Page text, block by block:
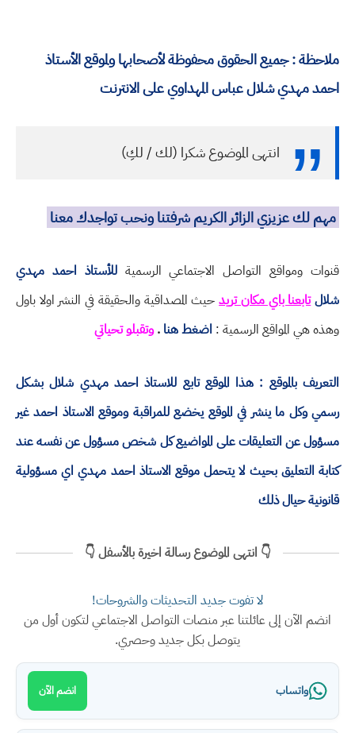
ملاحظة : جميع الحقوق محفوظة لأصحابها ولموقع الأستاذ
احمد مهدي شلال عباس المهداوي على الانترنت
انتهى الموضوع شكرا (لك / لكِ)
مهم لك عزيزي الزائر الكريم شرفتنا ونحب تواجدك معنا
قنوات ومواقع التواصل الاجتماعي الرسميةللأستاذ احمد مهدي
شلالتابعنا باي مكان تريدحيث المصداقية والحقيقة في النشر اولا باول
وهذه هي المواقع الرسمية : اضغط هنا .وتقبلو تحياتي
التعريف بالموقع : هذا الموقع تابع للاستاذ احمد مهدي شلال بشكل
رسمي وكل ما ينشر في الموقع يخضع للمراقبة وموقع الاستاذ احمد غير
مسؤول عن التعليقات على المواضيع كل شخص مسؤول عن نفسه عند
كتابة التعليق بحيث لا يتحمل موقع الاستاذ احمد مهدي اي مسؤولية
قانونية حيال ذلك
👇 انتهى الموضوع رسالة اخيرة بالأسفل 👇
لا تفوت جديد التحديثات والشروحات!
انضم الآن إلى عائلتنا عبر منصات التواصل الاجتماعي لتكون أول من
يتوصل بكل جديد وحصري.
واتساب انضم الآن